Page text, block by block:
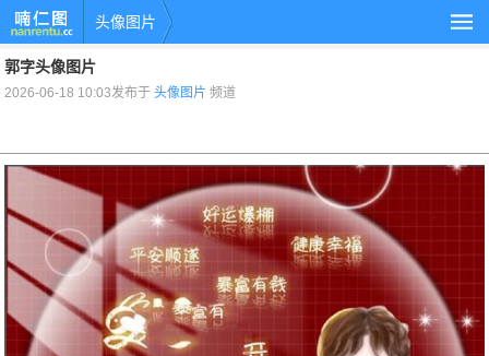
头像图片
郭字头像图片
2026-06-18 10:03发布于头像图片 频道